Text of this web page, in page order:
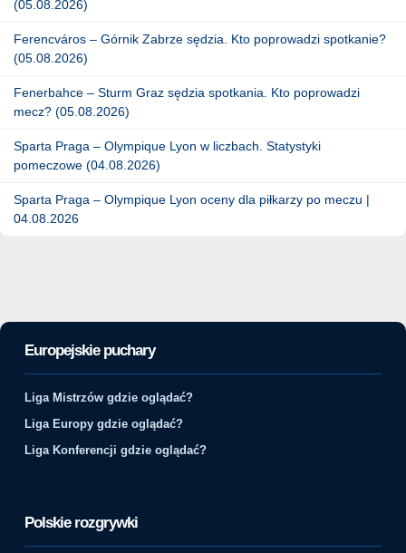
(05.08.2026)
Ferencváros – Górnik Zabrze sędzia. Kto poprowadzi spotkanie?
(05.08.2026)
Fenerbahce – Sturm Graz sędzia spotkania. Kto poprowadzi
mecz? (05.08.2026)
Sparta Praga – Olympique Lyon w liczbach. Statystyki
pomeczowe (04.08.2026)
Sparta Praga – Olympique Lyon oceny dla piłkarzy po meczu |
04.08.2026
Europejskie puchary
Liga Mistrzów gdzie oglądać?
Liga Europy gdzie oglądać?
Liga Konferencji gdzie oglądać?
Polskie rozgrywki